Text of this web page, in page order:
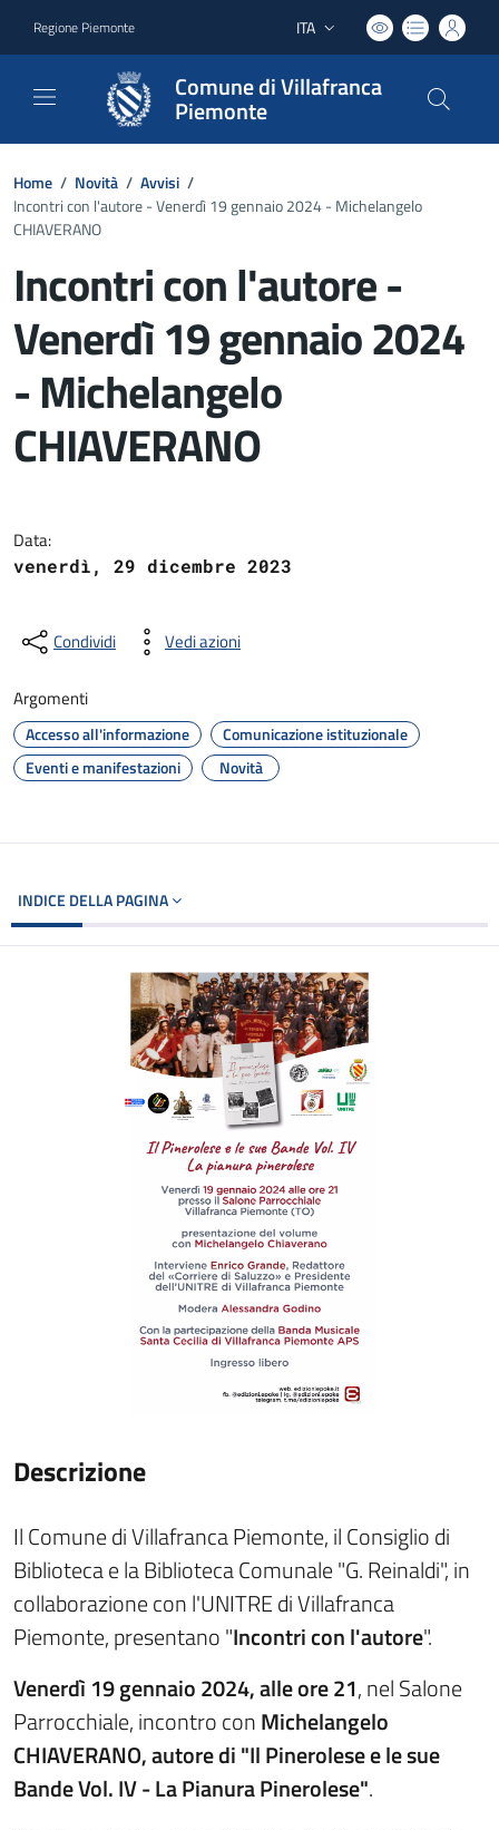
Regione Piemonte Lingua attiva:
ITA
Comune di Villafranca
Piemonte
Home / Novità / Avvisi /
Incontri con l'autore - Venerdì 19 gennaio 2024 - Michelangelo
CHIAVERANO
Incontri con l'autore -
Venerdì 19 gennaio 2024
- Michelangelo
CHIAVERANO
Data:
venerdì, 29 dicembre 2023
Condividi Vedi azioni
Argomenti
Accesso all'informazione
Comunicazione istituzionale
Eventi e manifestazioni
Novità
INDICE DELLA PAGINA
Descrizione
Il Comune di Villafranca Piemonte, il Consiglio di
Biblioteca e la Biblioteca Comunale "G. Reinaldi", in
collaborazione con l'UNITRE di Villafranca
Piemonte, presentano "Incontri con l'autore".
Venerdì 19 gennaio 2024, alle ore 21, nel Salone
Parrocchiale, incontro conMichelangelo
CHIAVERANO, autore di "Il Pinerolese e le sue
Bande Vol. IV - La Pianura Pinerolese".